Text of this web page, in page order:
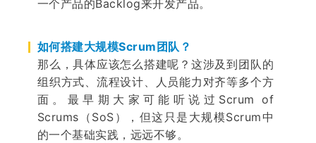
一个产品的Backlog来开发产品。
如何搭建大规模Scrum团队？
那么，具体应该怎么搭建呢？这涉及到团队的
组织方式、流程设计、人员能力对齐等多个方
面。最早期大家可能听说过Scrum of
Scrums（SoS），但这只是大规模Scrum中
的一个基础实践，远远不够。